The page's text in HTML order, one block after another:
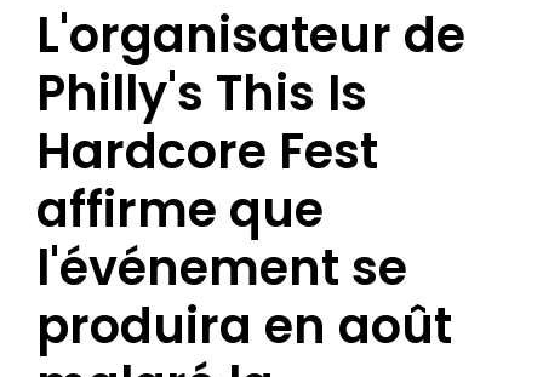
L'organisateur de
Philly's This Is
Hardcore Fest
affirme que
l'événement se
produira en août